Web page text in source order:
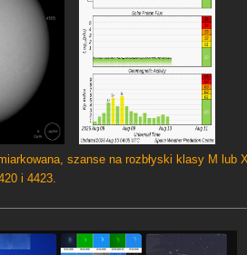
szanse na rozbłyski klasy M lub
i 4423.